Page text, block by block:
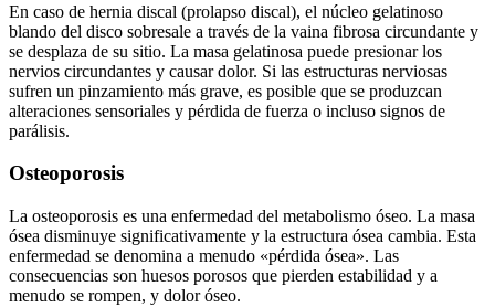
En caso de hernia discal (prolapso discal), el núcleo gelatinoso
blando del disco sobresale a través de la vaina fibrosa circundante y
se desplaza de su sitio. La masa gelatinosa puede presionar los
nervios circundantes y causar dolor. Si las estructuras nerviosas
sufren un pinzamiento más grave, es posible que se produzcan
alteraciones sensoriales y pérdida de fuerza o incluso signos de
parálisis.
Osteoporosis
La osteoporosis es una enfermedad del metabolismo óseo. La masa
ósea disminuye significativamente y la estructura ósea cambia. Esta
enfermedad se denomina a menudo «pérdida ósea». Las
consecuencias son huesos porosos que pierden estabilidad y a
menudo se rompen, y dolor óseo.